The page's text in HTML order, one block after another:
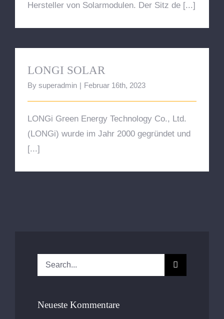
Hersteller von Solarmodulen. Der Sitz de [...]
LONGI SOLAR
By superadmin | Februar 16th, 2023
LONGi Green Energy Technology Co., Ltd.
(LONGi) wurde im Jahr 2000 gegründet und
[...]
Search
for:
Neueste Kommentare